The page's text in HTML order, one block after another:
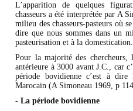
L’apparition de quelques
chasseurs a été interprétée par A
milieu des chasseurs-pasteurs où
dire que nous sommes dans un
pasteurisation et à la domestication.
Pour la majorité des chercheurs,
antérieure à 3000 avant J.C., car
période bovidienne c’est à
Marocain (A Simoneau 1969, p
- La période bovidienne